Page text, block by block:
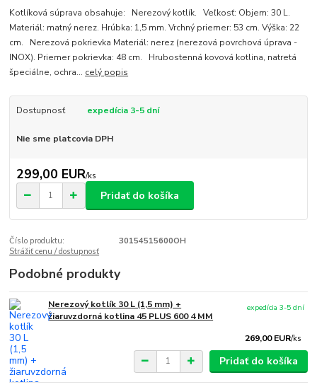
Kotlíková súprava obsahuje: Nerezový kotlík. Veľkosť: Objem: 30 L.
Materiál: matný nerez. Hrúbka: 1,5 mm. Vrchný priemer: 53 cm. Výška: 22
cm. Nerezová pokrievka Materiál: nerez (nerezová povrchová úprava -
INOX). Priemer pokrievka: 48 cm. Hrubostenná kovová kotlina, natretá
špeciálne, ochra... celý popis
Dostupnosť expedícia 3-5 dní
Nie sme platcovia DPH
299,00 EUR/ks
Pridať do košíka
Číslo produktu:
30154515600OH
Strážiť cenu / dostupnosť
Podobné produkty
Nerezový kotlík 30 L (1,5 mm) +
žiaruvzdorná kotlina 45 PLUS 600 4 MM
269,00 EUR/ks
expedícia 3-5 dní
Pridať do košíka